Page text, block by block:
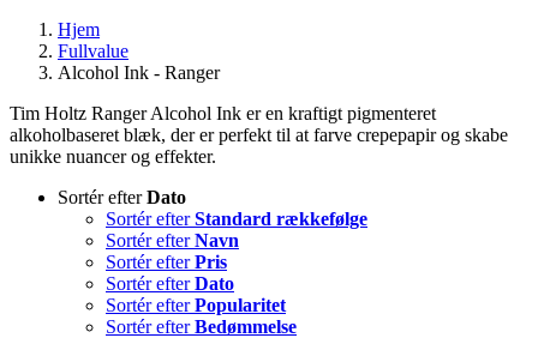
Hjem
Fullvalue
Alcohol Ink - Ranger
Tim Holtz Ranger Alcohol Ink er en kraftigt pigmenteret
alkoholbaseret blæk, der er perfekt til at farve crepepapir og skabe
unikke nuancer og effekter.
Sortér efterDato
Sortér efterStandard rækkefølge
Sortér efterNavn
Sortér efterPris
Sortér efterDato
Sortér efterPopularitet
Sortér efterBedømmelse